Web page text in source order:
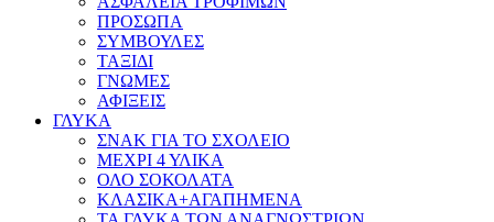
ΠΡΟΣΩΠΑ
ΣΥΜΒΟΥΛΕΣ
ΤΑΞΙΔΙ
ΓΝΩΜΕΣ
ΑΦΙΞΕΙΣ
ΓΛΥΚΑ
ΣΝΑΚ ΓΙΑ ΤΟ ΣΧΟΛΕΙΟ
ΜΕΧΡΙ 4 ΥΛΙΚΑ
ΟΛΟ ΣΟΚΟΛΑΤΑ
ΚΛΑΣΙΚΑ+ΑΓΑΠΗΜΕΝΑ